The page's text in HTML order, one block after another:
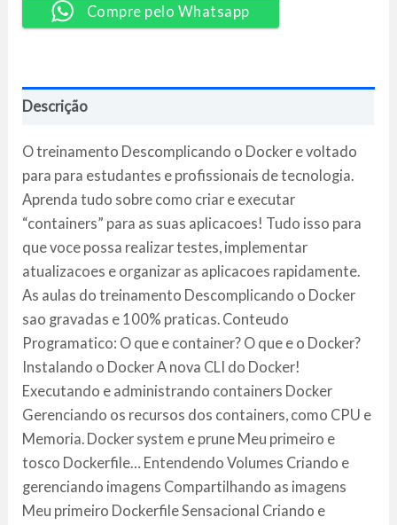
Compre pelo Whatsapp
Descrição
O treinamento Descomplicando o Docker e voltado
para para estudantes e profissionais de tecnologia.
Aprenda tudo sobre como criar e executar
“containers” para as suas aplicacoes! Tudo isso para
que voce possa realizar testes, implementar
atualizacoes e organizar as aplicacoes rapidamente.
As aulas do treinamento Descomplicando o Docker
sao gravadas e 100% praticas. Conteudo
Programatico: O que e container? O que e o Docker?
Instalando o Docker A nova CLI do Docker!
Executando e administrando containers Docker
Gerenciando os recursos dos containers, como CPU e
Memoria. Docker system e prune Meu primeiro e
tosco Dockerfile… Entendendo Volumes Criando e
gerenciando imagens Compartilhando as imagens
Meu primeiro Dockerfile Sensacional Criando e